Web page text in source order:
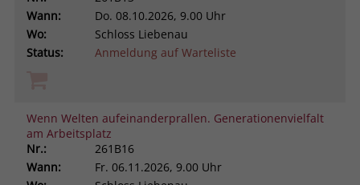
Wann:
Do. 08.10.2026, 9.00 Uhr
Wo:
Schloss Liebenau
Status:
Anmeldung auf Warteliste
Wenn Welten aufeinanderprallen. Generationenvielfalt
am Arbeitsplatz
Nr.:
261B16
Wann:
Fr. 06.11.2026, 9.00 Uhr